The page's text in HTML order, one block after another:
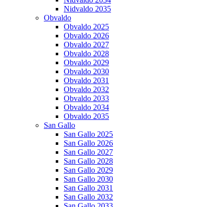
Nidvaldo 2035
Obvaldo
Obvaldo 2025
Obvaldo 2026
Obvaldo 2027
Obvaldo 2028
Obvaldo 2029
Obvaldo 2030
Obvaldo 2031
Obvaldo 2032
Obvaldo 2033
Obvaldo 2034
Obvaldo 2035
San Gallo
San Gallo 2025
San Gallo 2026
San Gallo 2027
San Gallo 2028
San Gallo 2029
San Gallo 2030
San Gallo 2031
San Gallo 2032